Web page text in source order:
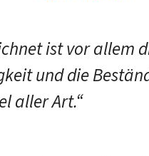
ist vor allem
und die
aller Art.“